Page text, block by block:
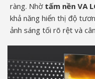
ràng. Nhờ tấm nền VA
khả năng hiển thị độ
ảnh sáng tối rõ rệt và